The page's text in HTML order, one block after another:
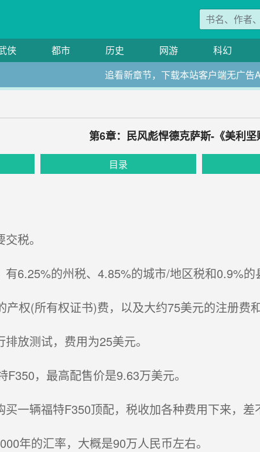
侠 都市 历史 网游 科幻
追看新章节，下载本站客户端无广告
第6章：民风彪悍德克萨斯-《美利坚
目录
税。
6.25%的州税、4.85%的城市/地区税和0.9%的
权(所有权证书)费，以及大约75美元的注册费和
放测试，费用为25美元。
，最高配售价是9.63万美元。
一辆福特F350顶配，税收加各种费用下来，差
年的汇率，大概是90万人民币左右。